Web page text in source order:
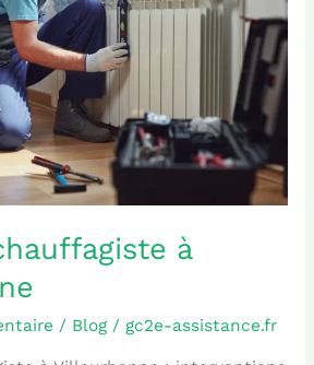
à
/ Blog/ gc2e-assistance.fr